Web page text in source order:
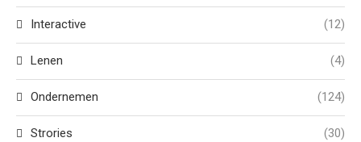
Interactive (12)
Lenen (4)
Ondernemen (124)
Strories (30)